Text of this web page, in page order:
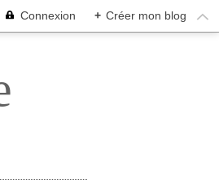
Connexion + Créer mon blog